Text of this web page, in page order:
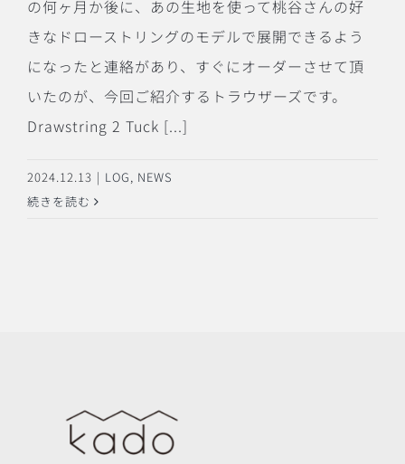
の何ヶ月か後に、あの生地を使って桃谷さんの好
きなドローストリングのモデルで展開できるよう
になったと連絡があり、すぐにオーダーさせて頂
いたのが、今回ご紹介するトラウザーズです。
Drawstring 2 Tuck [...]
2024.12.13 | LOG, NEWS
続きを読む